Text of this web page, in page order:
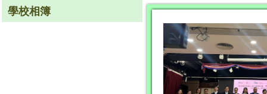
學校相簿